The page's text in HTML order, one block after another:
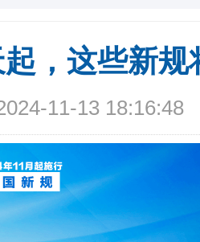
，这些新
11-13 18:16:48